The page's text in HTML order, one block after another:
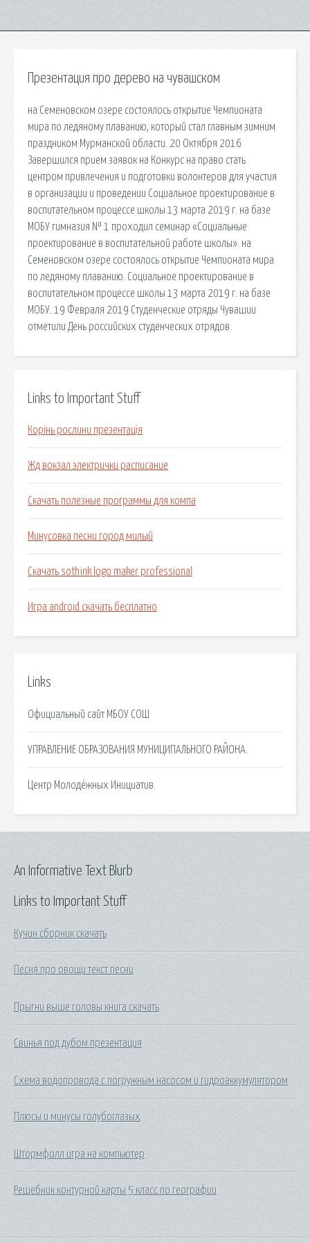
Презентация про дерево на чувашском
на Семеновском озере состоялось открытие Чемпионата
мира по ледяному плаванию, который стал главным зимним
праздником Мурманской области. 20 Октября 2016
Завершился прием заявок на Конкурс на право стать
центром привлечения и подготовки волонтеров для участия
в организации и проведении Социальное проектирование в
воспитательном процессе школы 13 марта 2019 г. на базе
МОБУ гимназия № 1 проходил семинар «Социальные
проектирование в воспитательной работе школы». на
Семеновском озере состоялось открытие Чемпионата мира
по ледяному плаванию. Социальное проектирование в
воспитательном процессе школы 13 марта 2019 г. на базе
МОБУ. 19 Февраля 2019 Студенческие отряды Чувашии
отметили День российских студенческих отрядов.
Links to Important Stuff
Корінь рослини презентація
Жд вокзал электрички расписание
Скачать полезные программы для компа
Минусовка песни город милый
Скачать sothink logo maker professional
Игра android скачать бесплатно
Links
Официальный сайт МБОУ СОШ
УПРАВЛЕНИЕ ОБРАЗОВАНИЯ МУНИЦИПАЛЬНОГО РАЙОНА.
Центр Молодёжных Инициатив.
Links to Important Stuff
Кучин сборник скачать
Песня про овощи текст песни
Прыгни выше головы книга скачать
Свинья под дубом презентация
Схема водопровода с погружным насосом и гидроаккумулятором
Плюсы и минусы голубоглазых
Штормфолл игра на компьютер
Решебник контурной карты 5 класс по географии
An Informative Text Blurb